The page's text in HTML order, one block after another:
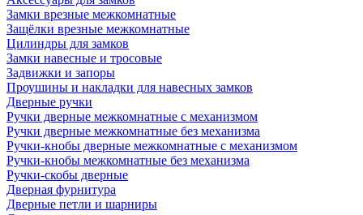
Замки врезные межкомнатные
Защёлки врезные межкомнатные
Цилиндры для замков
Замки навесные и тросовые
Задвижки и запоры
Проушины и накладки для навесных замков
Дверные ручки
Ручки дверные межкомнатные с механизмом
Ручки дверные межкомнатные без механизма
Ручки-кнобы дверные межкомнатные с механизмом
Ручки-кнобы межкомнатные без механизма
Ручки-скобы дверные
Дверная фурнитура
Дверные петли и шарниры